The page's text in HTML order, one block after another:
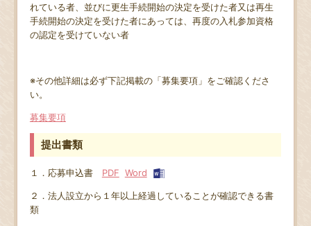
れている者、並びに更生手続開始の決定を受けた者又は再生
手続開始の決定を受けた者にあっては、再度の入札参加資格
の認定を受けていない者
※その他詳細は必ず下記掲載の「募集要項」をご確認くださ
い。
募集要項
提出書類
１．応募申込書 PDF Word
２．法人設立から１年以上経過していることが確認できる書
類